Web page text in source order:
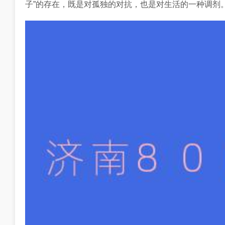
子”的存在，既是对孤独的对抗，也是对生活的一种调剂